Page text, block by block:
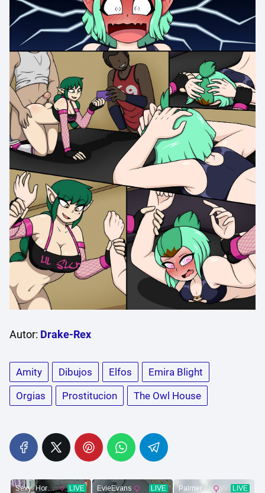
Autor: Drake-Rex
Amity Dibujos Elfos
Emira Blight
Orgias
Prostitucion The Owl House